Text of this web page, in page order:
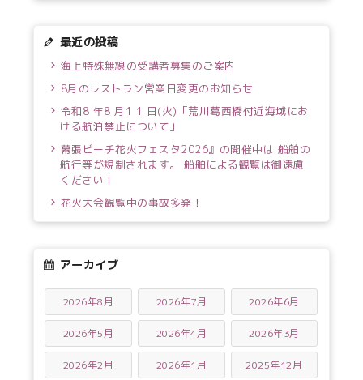
最近の投稿
海上特殊無線の受講者募集のご案内
8月のレストラン営業日変更のお知らせ
令和8 年8 月1 1 日(火)「荒川葛西橋付近海域にお
ける航泊禁止について」
幕張ビーチ花火フェスタ2026』の開催中は 船舶の
航行等が規制されます。 船舶による観覧は御遠慮
ください！
花火大会観覧中の事故多発！
アーカイブ
2026年8月 2026年7月 2026年6月
2026年5月 2026年4月 2026年3月
2026年2月 2026年1月 2025年12月